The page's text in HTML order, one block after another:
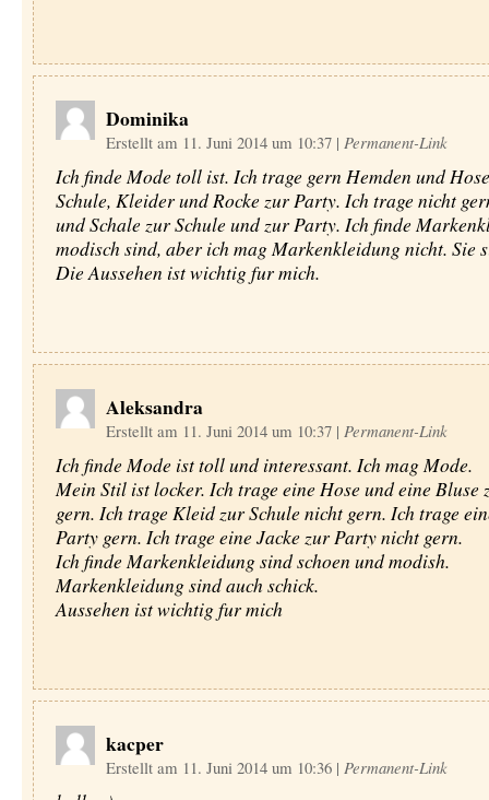
Dominika
Erstellt am 11. Juni 2014 um 10:37 | Permanent-Link
Ich finde Mode toll ist. Ich trage gern Hemden und
Schule, Kleider und Rocke zur Party. Ich trage nicht
und Schale zur Schule und zur Party. Ich finde
modisch sind, aber ich mag Markenkleidung nicht. Sie
Die Aussehen ist wichtig fur mich.
Aleksandra
Erstellt am 11. Juni 2014 um 10:37 | Permanent-Link
Ich finde Mode ist toll und interessant. Ich mag Mode.
Mein Stil ist locker. Ich trage eine Hose und eine Bluse
gern. Ich trage Kleid zur Schule nicht gern. Ich trage
Party gern. Ich trage eine Jacke zur Party nicht gern.
Ich finde Markenkleidung sind schoen und modish.
Markenkleidung sind auch schick.
Aussehen ist wichtig fur mich
kacper
Erstellt am 11. Juni 2014 um 10:36 | Permanent-Link